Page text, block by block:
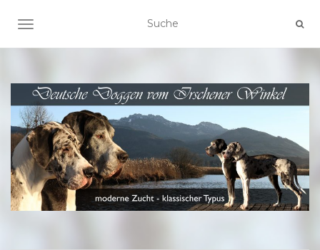
SCHALTE NAVIGATION